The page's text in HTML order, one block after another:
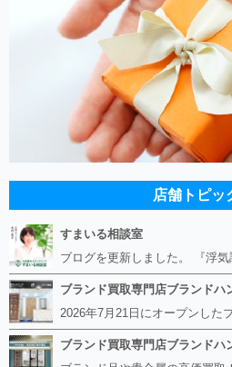
店舗トピッ
すまいる相談室
ブランド買取専門店ブランドハ
ブランド買取専門店ブランドハ